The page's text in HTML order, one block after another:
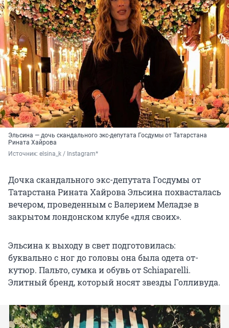
Эльсина — дочь скандального экс-депутата Госдумы от Татарстана
Рината Хайрова
Источник: elsina_k / Instagram*
Дочка скандального экс-депутата Госдумы от
Татарстана Рината Хайрова Эльсина похвасталась
вечером, проведенным с Валерием Меладзе в
закрытом лондонском клубе «для своих».
Эльсина к выходу в свет подготовилась:
буквально с ног до головы она была одета от-
кутюр. Пальто, сумка и обувь от Schiaparelli.
Элитный бренд, который носят звезды Голливуда.